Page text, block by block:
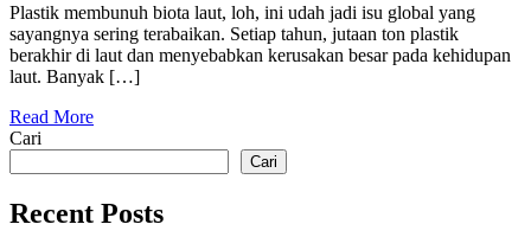
Membunuh
Biota
Laut,
Dampak
Sering
Terabaikan!
Plastik membunuh biota laut, loh, ini udah jadi isu global yang
sayangnya sering terabaikan. Setiap tahun, jutaan ton plastik
berakhir di laut dan menyebabkan kerusakan besar pada kehidupan
laut. Banyak […]
Read More
Cari
Cari
Recent Posts